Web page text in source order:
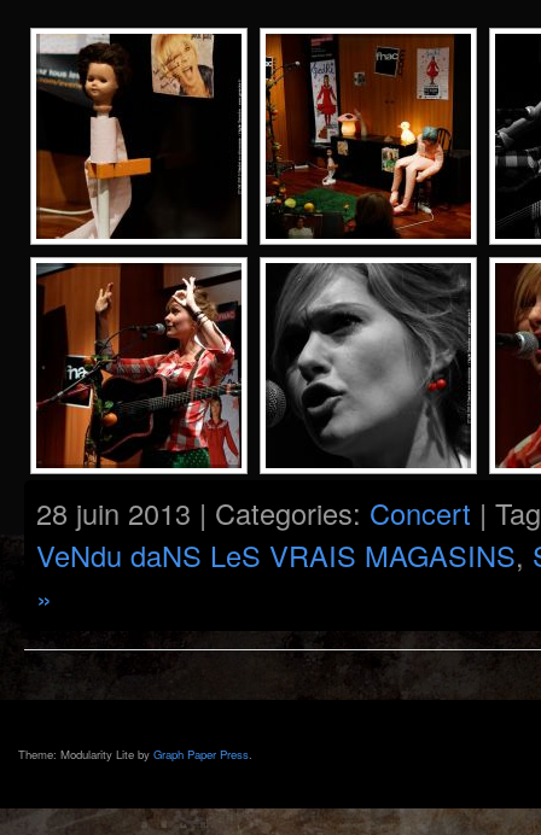
28 juin 2013 | Categories: Concert |
VeNdu daNS LeS VRAIS MAGASINS,
»
Theme: Modularity Lite by Graph Paper Press.